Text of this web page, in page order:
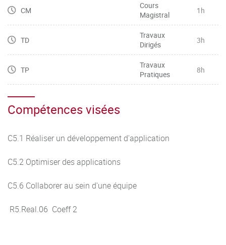
CM
Cours
Magistral
1h
TD
Travaux
Dirigés
3h
TP
Travaux
Pratiques
8h
Compétences visées
C5.1 Réaliser un développement d'application
C5.2 Optimiser des applications
C5.6 Collaborer au sein d'une équipe
R5.Real.06 Coeff 2